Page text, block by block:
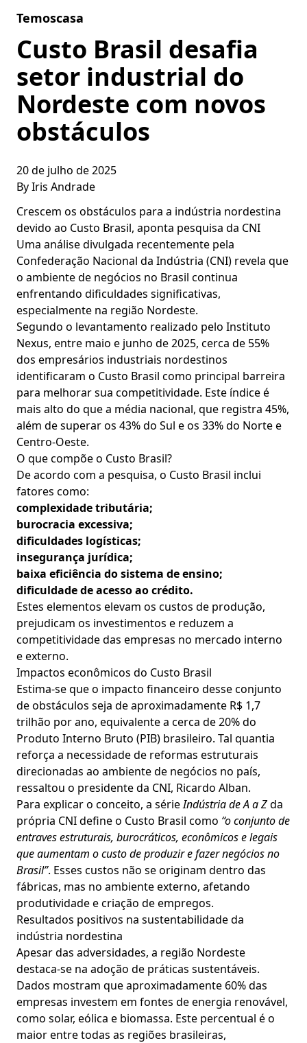
Temoscasa
Custo Brasil desafia
setor industrial do
Nordeste com novos
obstáculos
20 de julho de 2025
ByIris Andrade
Crescem os obstáculos para a indústria nordestina
devido ao Custo Brasil, aponta pesquisa da CNI
Uma análise divulgada recentemente pela
Confederação Nacional da Indústria (CNI) revela que
o ambiente de negócios no Brasil continua
enfrentando dificuldades significativas,
especialmente na região Nordeste.
Segundo o levantamento realizado pelo Instituto
Nexus, entre maio e junho de 2025, cerca de 55%
dos empresários industriais nordestinos
identificaram o Custo Brasil como principal barreira
para melhorar sua competitividade. Este índice é
mais alto do que a média nacional, que registra 45%,
além de superar os 43% do Sul e os 33% do Norte e
Centro-Oeste.
O que compõe o Custo Brasil?
De acordo com a pesquisa, o Custo Brasil inclui
fatores como:
complexidade tributária;
burocracia excessiva;
dificuldades logísticas;
insegurança jurídica;
baixa eficiência do sistema de ensino;
dificuldade de acesso ao crédito.
Estes elementos elevam os custos de produção,
prejudicam os investimentos e reduzem a
competitividade das empresas no mercado interno
e externo.
Impactos econômicos do Custo Brasil
Estima-se que o impacto financeiro desse conjunto
de obstáculos seja de aproximadamente R$ 1,7
trilhão por ano, equivalente a cerca de 20% do
Produto Interno Bruto (PIB) brasileiro. Tal quantia
reforça a necessidade de reformas estruturais
direcionadas ao ambiente de negócios no país,
ressaltou o presidente da CNI, Ricardo Alban.
Para explicar o conceito, a sérieIndústria de A a Zda
própria CNI define o Custo Brasil como “o conjunto de
entraves estruturais, burocráticos, econômicos e legais
que aumentam o custo de produzir e fazer negócios no
Brasil”. Esses custos não se originam dentro das
fábricas, mas no ambiente externo, afetando
produtividade e criação de empregos.
Resultados positivos na sustentabilidade da
indústria nordestina
Apesar das adversidades, a região Nordeste
destaca-se na adoção de práticas sustentáveis.
Dados mostram que aproximadamente 60% das
empresas investem em fontes de energia renovável,
como solar, eólica e biomassa. Este percentual é o
maior entre todas as regiões brasileiras,